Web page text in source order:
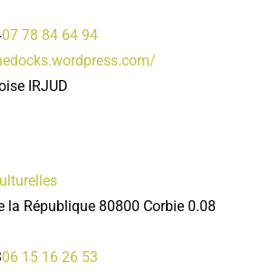
07 78 84 64 94
IRJUD
la République 80800 Corbie 0.08
06 15 16 26 53